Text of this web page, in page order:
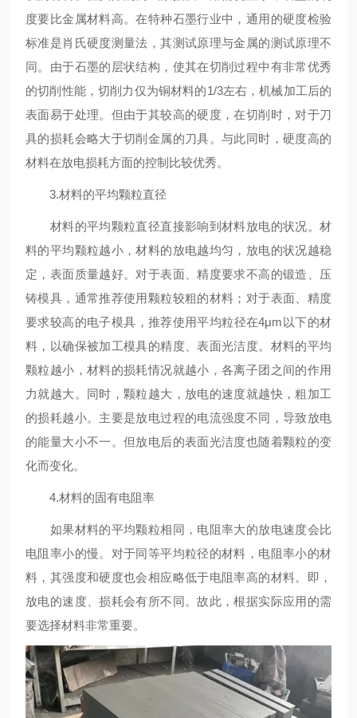
度要比金属材料高。在特种石墨行业中，通用的硬度检验
标准是肖氏硬度测量法，其测试原理与金属的测试原理不
同。由于石墨的层状结构，使其在切削过程中有非常优秀
的切削性能，切削力仅为铜材料的1/3左右，机械加工后的
表面易于处理。但由于其较高的硬度，在切削时，对于刀
具的损耗会略大于切削金属的刀具。与此同时，硬度高的
材料在放电损耗方面的控制比较优秀。
3.材料的平均颗粒直径
材料的平均颗粒直径直接影响到材料放电的状况。材
料的平均颗粒越小，材料的放电越均匀，放电的状况越稳
定，表面质量越好。对于表面、精度要求不高的锻造、压
铸模具，通常推荐使用颗粒较粗的材料；对于表面、精度
要求较高的电子模具，推荐使用平均粒径在4μm以下的材
料，以确保被加工模具的精度、表面光洁度。材料的平均
颗粒越小，材料的损耗情况就越小，各离子团之间的作用
力就越大。同时，颗粒越大，放电的速度就越快，粗加工
的损耗越小。主要是放电过程的电流强度不同，导致放电
的能量大小不一。但放电后的表面光洁度也随着颗粒的变
化而变化。
4.材料的固有电阻率
如果材料的平均颗粒相同，电阻率大的放电速度会比
电阻率小的慢。对于同等平均粒径的材料，电阻率小的材
料，其强度和硬度也会相应略低于电阻率高的材料。即，
放电的速度、损耗会有所不同。故此，根据实际应用的需
要选择材料非常重要。